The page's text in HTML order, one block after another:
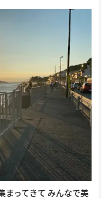
まってきて みんなで美